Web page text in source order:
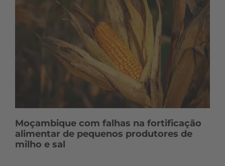
Moçambique com falhas na fortificação
alimentar de pequenos produtores de
milho e sal